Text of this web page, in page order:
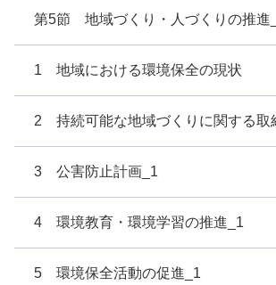
第5節 地域づくり・人づくりの推進
1 地域における環境保全の現状
2 持続可能な地域づくりに関する取
3 公害防止計画_1
4 環境教育・環境学習の推進_1
5 環境保全活動の促進_1